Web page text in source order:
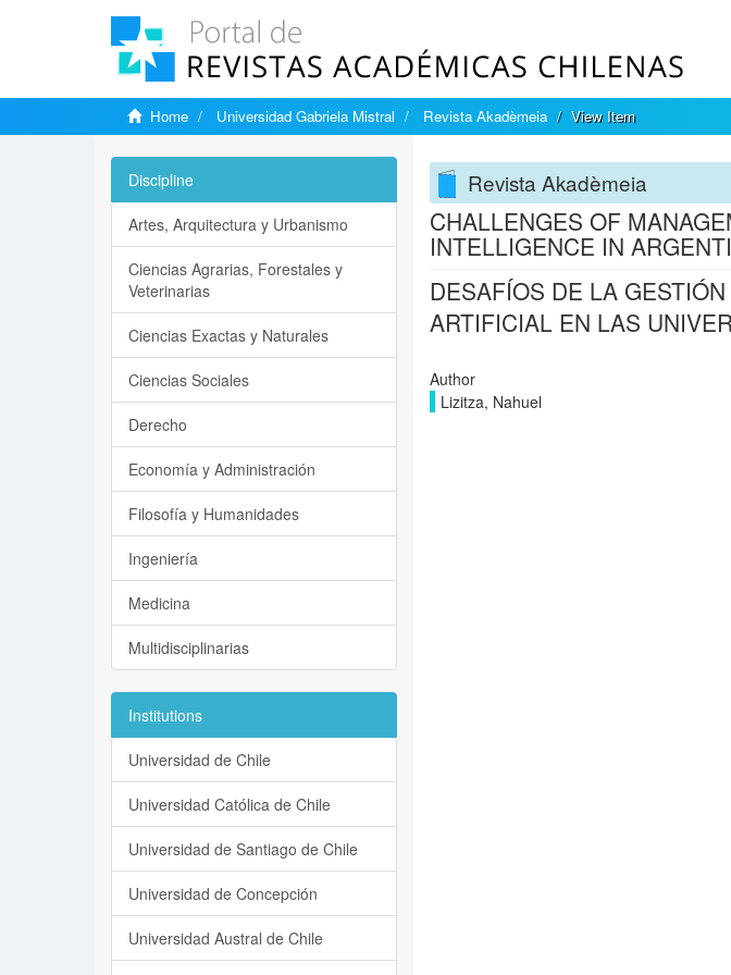
Home Universidad Gabriela Mistral Revista Akadèmeia View Item
Revista Akadèmeia
CHALLENGES OF
INTELLIGENCE IN
DESAFÍOS DE LA
ARTIFICIAL EN LAS
Author
Lizitza, Nahuel
Discipline
Artes, Arquitectura y Urbanismo
Ciencias Agrarias, Forestales y
Veterinarias
Ciencias Exactas y Naturales
Ciencias Sociales
Derecho
Economía y Administración
Filosofía y Humanidades
Ingeniería
Medicina
Multidisciplinarias
Institutions
Universidad de Chile
Universidad Católica de Chile
Universidad de Santiago de Chile
Universidad de Concepción
Universidad Austral de Chile